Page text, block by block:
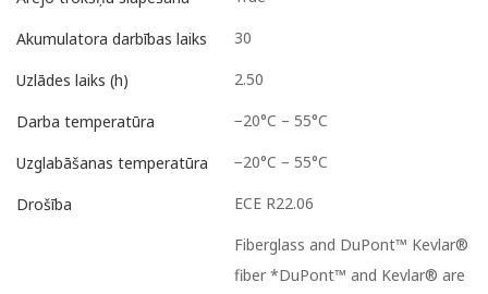
Akumulatora darbības laiks 30
Uzlādes laiks (h) 2.50
Darba temperatūra −20°C – 55°C
Uzglabāšanas temperatūra −20°C – 55°C
Drošība ECE R22.06
Fiberglass and DuPont™ Kevlar®
fiber *DuPont™ and Kevlar® are